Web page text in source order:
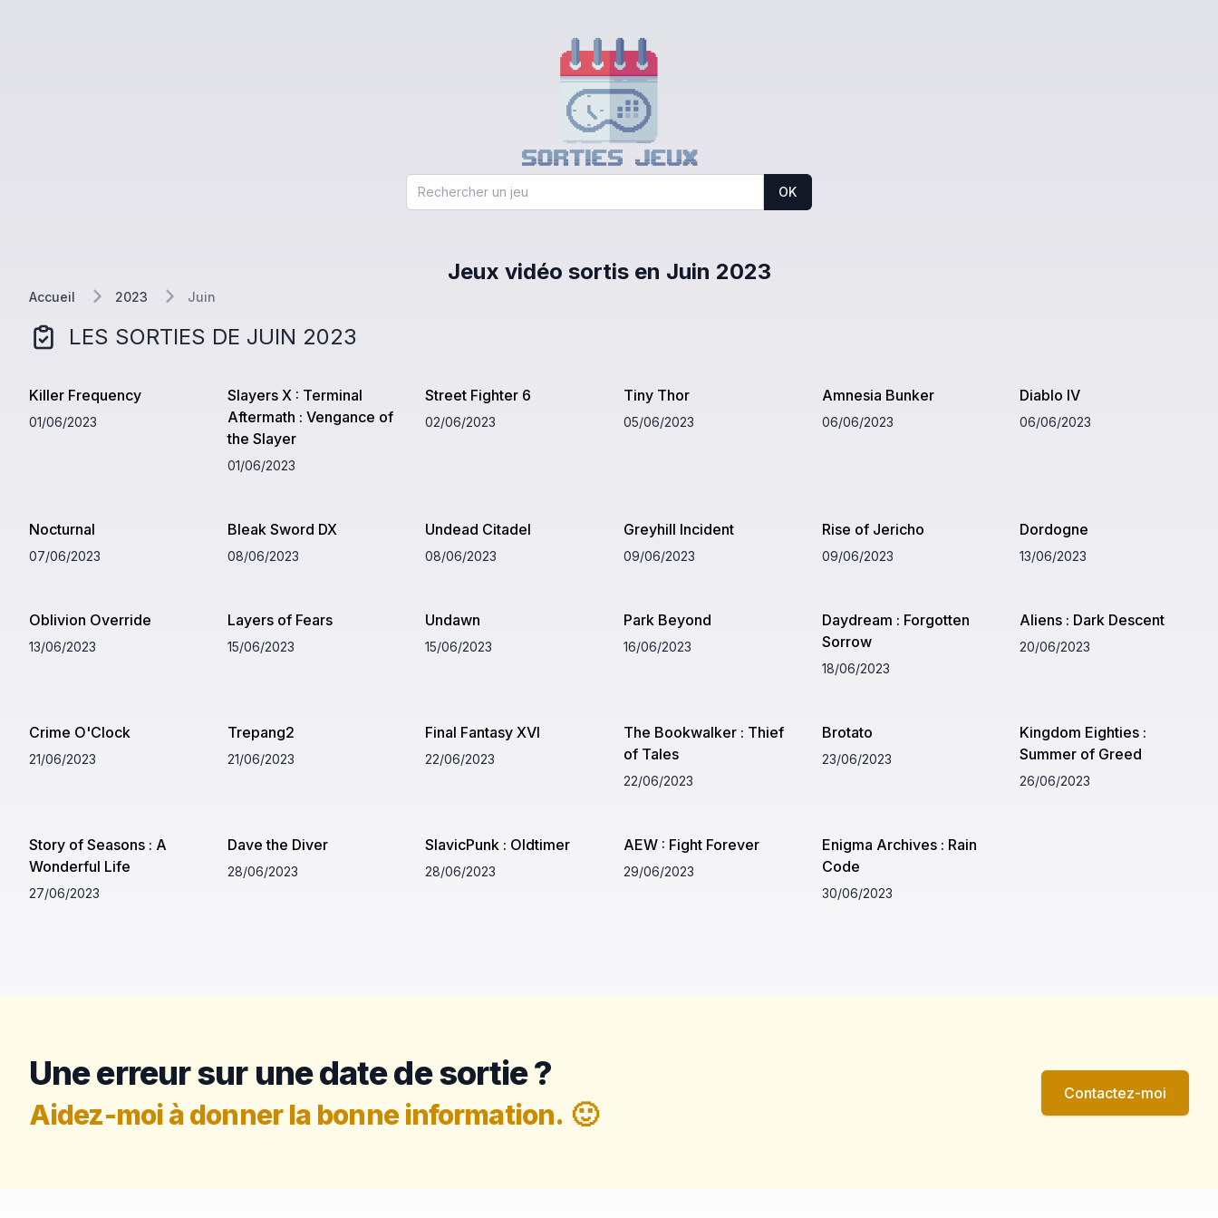
OK
Jeux vidéo sortis en Juin 2023
Accueil 2023 Juin
LES SORTIES DE JUIN 2023
Killer Frequency
01/06/2023
Slayers X : Terminal
Aftermath : Vengance of
the Slayer
01/06/2023
Street Fighter 6
02/06/2023
Tiny Thor
05/06/2023
Amnesia Bunker
06/06/2023
Diablo IV
06/06/2023
Nocturnal
07/06/2023
Bleak Sword DX
08/06/2023
Undead Citadel
08/06/2023
Greyhill Incident
09/06/2023
Rise of Jericho
09/06/2023
Dordogne
13/06/2023
Oblivion Override
13/06/2023
Layers of Fears
15/06/2023
Undawn
15/06/2023
Park Beyond
16/06/2023
Daydream : Forgotten
Sorrow
18/06/2023
Aliens : Dark Descent
20/06/2023
Crime O'Clock
21/06/2023
Trepang2
21/06/2023
Final Fantasy XVI
22/06/2023
The Bookwalker : Thief
of Tales
22/06/2023
Brotato
23/06/2023
Kingdom Eighties :
Summer of Greed
26/06/2023
Story of Seasons : A
Wonderful Life
27/06/2023
Dave the Diver
28/06/2023
SlavicPunk : Oldtimer
28/06/2023
AEW : Fight Forever
29/06/2023
Enigma Archives : Rain
Code
30/06/2023
Une erreur sur une date de sortie ?
Aidez-moi à donner la bonne information. 🙂
Contactez-moi